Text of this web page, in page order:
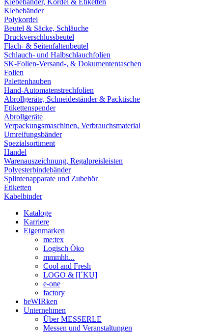
Klebebänder, Kordel & Etiketten
Klebebänder
Polykordel
Beutel & Säcke, Schläuche
Druckverschlussbeutel
Flach- & Seitenfaltenbeutel
Schlauch- und Halbschlauchfolien
SK-Folien-Versand-, & Dokumententaschen
Folien
Palettenhauben
Hand-Automatenstrechfolien
Abrollgeräte, Schneideständer & Packtische
Etikettenspender
Abrollgeräte
Verpackungsmaschinen, Verbrauchsmaterial
Umreifungsbänder
Spezialsortiment
Handel
Warenauszeichnung, Regalpreisleisten
Polyesterbindebänder
Splintenapparate und Zubehör
Etiketten
Kabelbinder
Kataloge
Karriere
Eigenmarken
me:tex
Logisch Öko
mmmhh...
Cool and Fresh
LOGO & [I´KU]
e-one
factory
beWIRken
Unternehmen
Über MESSERLE
Messen und Veranstaltungen